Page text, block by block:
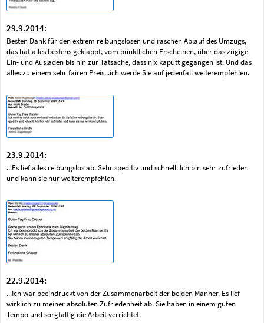
29.9.2014:
Besten Dank für den extrem reibungslosen und raschen Ablauf des Umzugs,
das hat alles bestens geklappt, vom pünktlichen Erscheinen, über das zügige
Ein- und Ausladen bis hin zur Tatsache, dass nix kaputt gegangen ist. Und das
alles zu einem sehr fairen Preis...ich werde Sie auf jedenfall weiterempfehlen.
23.9.2014:
...Es lief alles reibungslos ab. Sehr speditiv und schnell. Ich bin sehr zufrieden
und kann sie nur weiterempfehlen.
22.9.2014:
...Ich war beeindruckt von der Zusammenarbeit der beiden Männer. Es lief
wirklich zu meiner absoluten Zufriedenheit ab. Sie haben in einem guten
Tempo und sorgfältig die Arbeit verrichtet.